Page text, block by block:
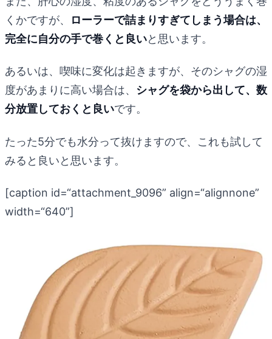
くかですが、
ローラーで詰まりすぎてしまう場合は、
完全に自分の手で巻くと良いと思います。
あるいは、喫味に変化は起きますが、そのシャグの湿
度があまりに高い場合は、 シャグを袋から出して、数
分放置しておくと良いです。
たった5分でも水分って抜けますので、これも試して
みると良いと思います。
[caption id=“attachment_9096” align=“alignnone”
width=“640”]